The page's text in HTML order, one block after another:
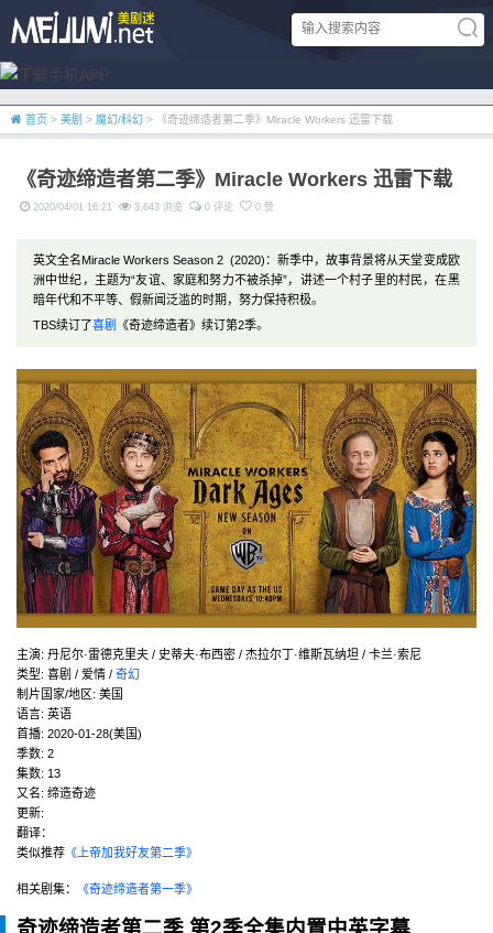
首页 > 美剧 > 魔幻/科幻 > 《奇迹缔造者第二季》Miracle Workers 迅雷下载
《奇迹缔造者第二季》Miracle Workers 迅雷下载
2020/04/01 16:21 3,643 浏览 0 评论 0 赞
英文全名Miracle Workers Season 2 (2020)：新季中，故事背景将从天堂变成欧
洲中世纪，主题为“友谊、家庭和努力不被杀掉”，讲述一个村子里的村民，在黑
暗年代和不平等、假新闻泛滥的时期，努力保持积极。
TBS续订了喜剧 《奇迹缔造者》续订第2季。
主演: 丹尼尔·雷德克里夫 / 史蒂夫·布西密 / 杰拉尔丁·维斯瓦纳坦 / 卡兰·索尼
类型: 喜剧 / 爱情 / 奇幻
制片国家/地区: 美国
语言: 英语
首播: 2020-01-28(美国)
季数: 2
集数: 13
又名: 缔造奇迹
更新:
翻译：
类似推荐 《上帝加我好友第二季》
相关剧集： 《奇迹缔造者第一季》